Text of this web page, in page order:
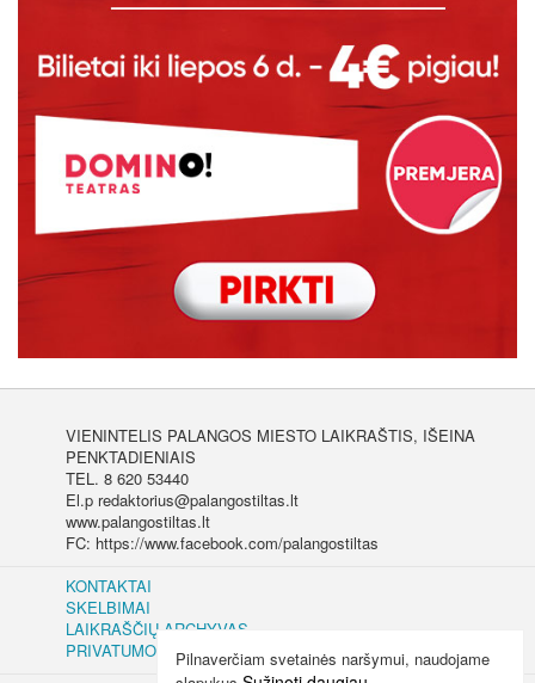
VIENINTELIS PALANGOS MIESTO LAIKRAŠTIS, IŠEINA
PENKTADIENIAIS
TEL. 8 620 53440
El.p redaktorius@palangostiltas.lt
www.palangostiltas.lt
FC: https://www.facebook.com/palangostiltas
KONTAKTAI
SKELBIMAI
LAIKRAŠČIŲ ARCHYVAS
PRIVATUMO IR SLAPUKŲ POLITIKA
Pilnaverčiam svetainės naršymui, naudojame